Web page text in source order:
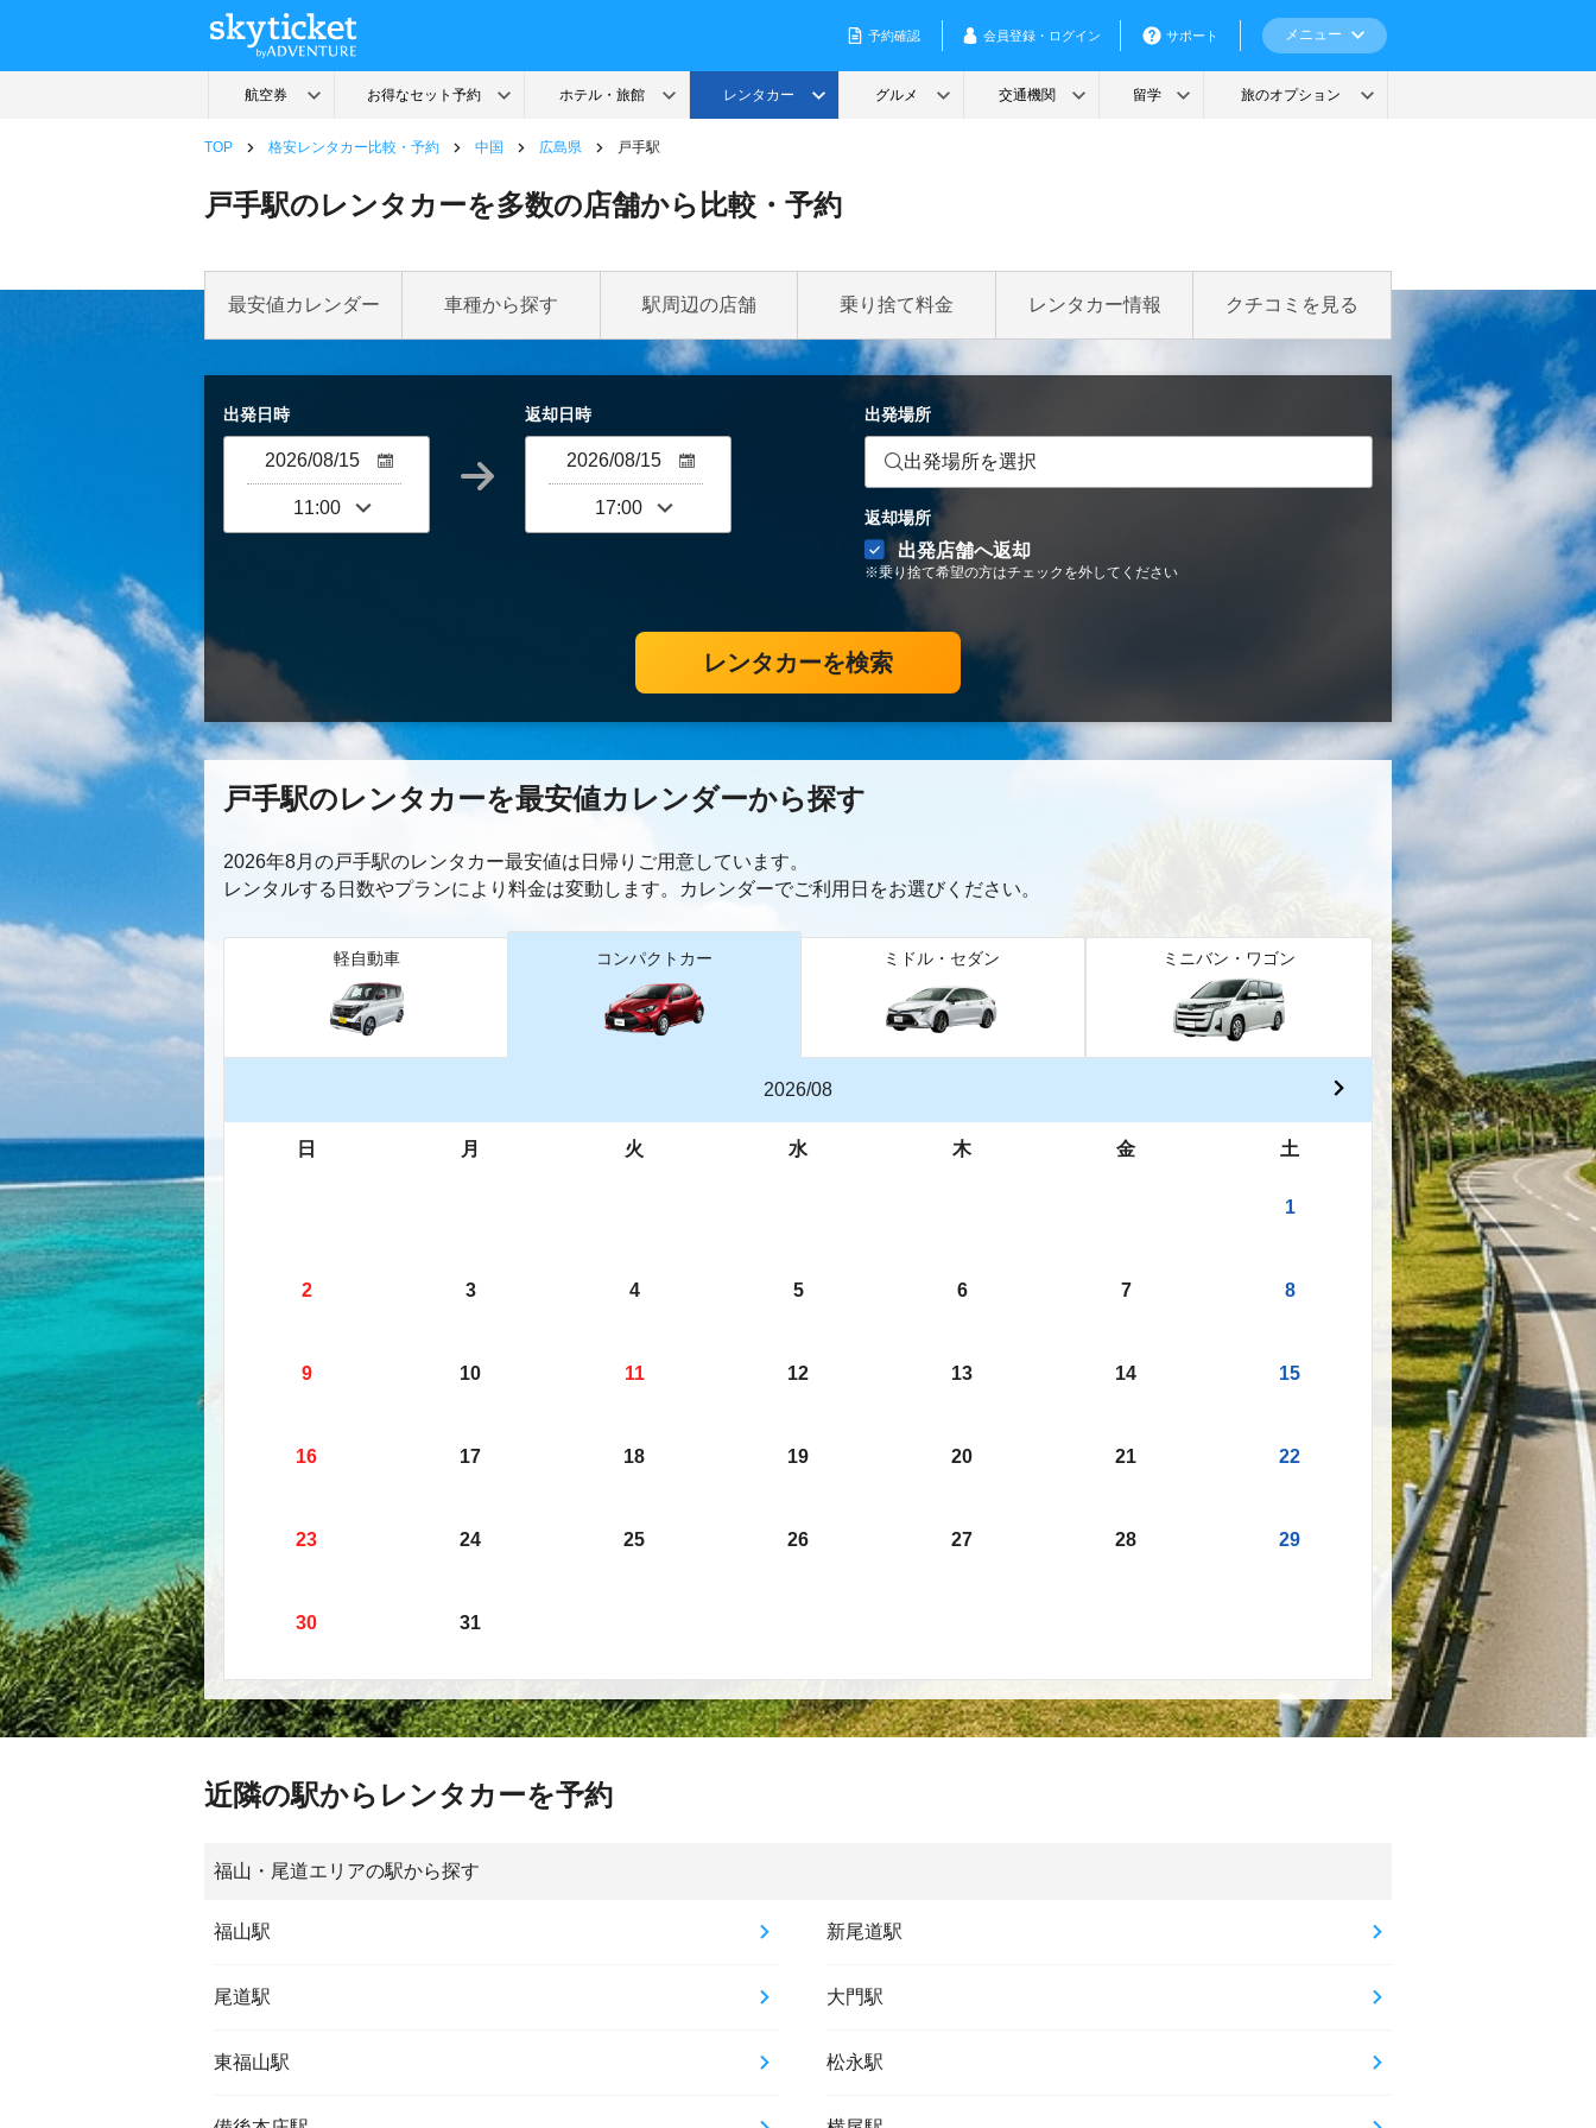
TOP 格安レンタカー比較・予約 中国 広島県 戸手駅
戸手駅のレンタカーを多数の店舗から比較・予約
最安値カレンダー 車種から探す 駅周辺の店舗 乗り捨て料金 レンタカー情報 クチコミを見る
出発日時 返却日時 出発場所
出発場所を選択
返却場所
出発店舗へ返却
※乗り捨て希望の方はチェックを外してください
レンタカーを検索
戸手駅のレンタカーを最安値カレンダーから探す
2026年8月の戸手駅のレンタカー最安値は日帰り ご用意しています。
レンタルする日数やプランにより料金は変動します。カレンダーでご利用日をお選びください。
軽自動車 コンパクトカー ミドル・セダン ミニバン・ワゴン
2026/08
日 月 火 水 木 金 土
1
2 3 4 5 6 7 8
9 10 11 12 13 14 15
16 17 18 19 20 21 22
23 24 25 26 27 28 29
30 31
近隣の駅からレンタカーを予約
福山・尾道エリアの駅から探す
福山駅 新尾道駅
尾道駅 大門駅
東福山駅 松永駅